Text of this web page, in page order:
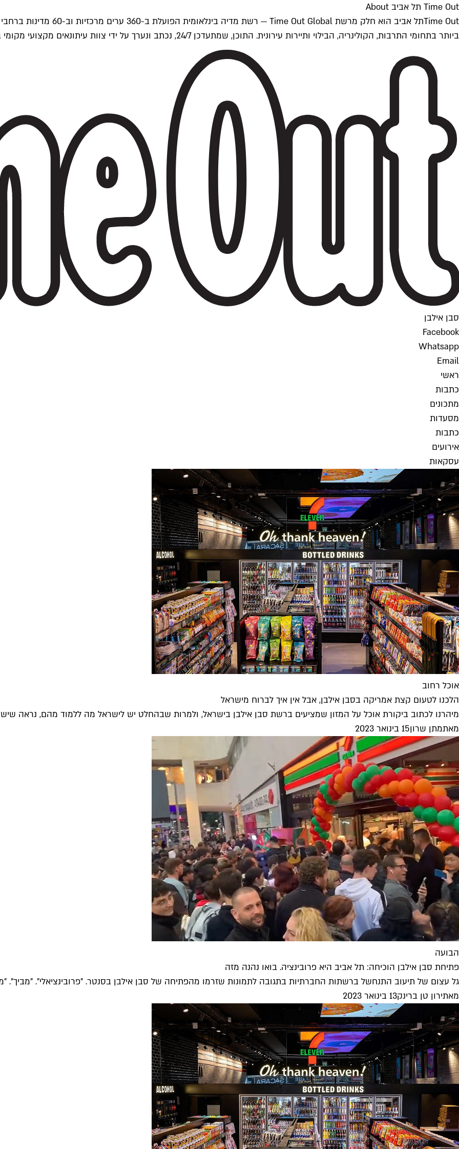
Time Out תל אביב About
ביותר בתחומי התרבות, הקולינריה, הבילוי ותיירות עירונית. התוכן, שמתעדכן 24/7, נכתב ונערך על ידי צוות עיתונאים מקצועי מקומי בישראל, בהתאם לסטנדרטים של Time Out העולמית.
סבן אילבן
Facebook
Whatsapp
Email
ראשי
כתבות
מתכונים
מסעדות
כתבות
אירועים
עסקאות
אוכל רחוב
הלכנו לטעום קצת אמריקה בסבן אילבן, אבל אין איך לברוח מישראל
מיהרנו לכתוב ביקורת אוכל על המזון שמציעים ברשת סבן אילבן בישראל, ולמרות שבהחלט יש לישראל מה ללמוד מהם, נראה
מאתמתן שרון15 בינואר 2023
הבועה
פתיחת סבן אילבן הוכיחה: תל אביב היא פרובינציה. בואו נהנה מזה
גל עצום של תיעוב התנחשל ברשתות החברתיות בתגובה לתמונות שזרמו מהפתיחה של סבן אילבן בסנטר. "פרובינציאלי". "מביך".
מאתירון טן ברינק13 בינואר 2023